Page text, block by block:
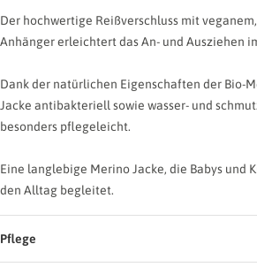
Der hochwertige Reißverschluss mit
Anhänger erleichtert das An- und Ausziehen
Dank der natürlichen Eigenschaften der Bio-
Jacke antibakteriell sowie wasser- und
besonders pflegeleicht.
Eine langlebige Merino Jacke, die Babys und
den Alltag begleitet.
Pflege